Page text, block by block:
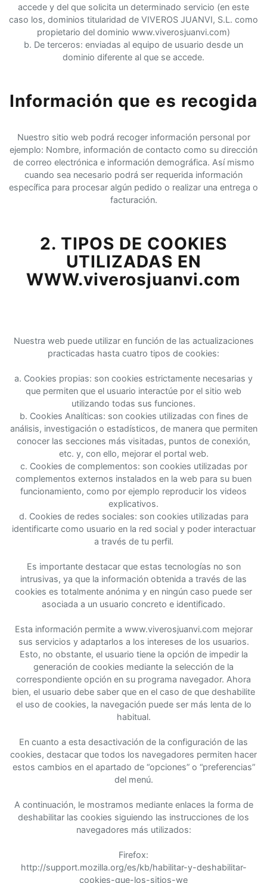
accede y del que solicita un determinado servicio (en este
caso los, dominios titularidad de VIVEROS JUANVI, S.L. como
propietario del dominio www.viverosjuanvi.com)
b. De terceros: enviadas al equipo de usuario desde un
dominio diferente al que se accede.
Información que es recogida
Nuestro sitio web podrá recoger información personal por
ejemplo: Nombre, información de contacto como su dirección
de correo electrónica e información demográfica. Así mismo
cuando sea necesario podrá ser requerida información
específica para procesar algún pedido o realizar una entrega o
facturación.
2. TIPOS DE COOKIES
UTILIZADAS EN
WWW.viverosjuanvi.com
Nuestra web puede utilizar en función de las actualizaciones
practicadas hasta cuatro tipos de cookies:
a. Cookies propias: son cookies estrictamente necesarias y
que permiten que el usuario interactúe por el sitio web
utilizando todas sus funciones.
b. Cookies Analíticas: son cookies utilizadas con fines de
análisis, investigación o estadísticos, de manera que permiten
conocer las secciones más visitadas, puntos de conexión,
etc. y, con ello, mejorar el portal web.
c. Cookies de complementos: son cookies utilizadas por
complementos externos instalados en la web para su buen
funcionamiento, como por ejemplo reproducir los videos
explicativos.
d. Cookies de redes sociales: son cookies utilizadas para
identificarte como usuario en la red social y poder interactuar
a través de tu perfil.
Es importante destacar que estas tecnologías no son
intrusivas, ya que la información obtenida a través de las
cookies es totalmente anónima y en ningún caso puede ser
asociada a un usuario concreto e identificado.
Esta información permite a www.viverosjuanvi.com mejorar
sus servicios y adaptarlos a los intereses de los usuarios.
Esto, no obstante, el usuario tiene la opción de impedir la
generación de cookies mediante la selección de la
correspondiente opción en su programa navegador. Ahora
bien, el usuario debe saber que en el caso de que deshabilite
el uso de cookies, la navegación puede ser más lenta de lo
habitual.
En cuanto a esta desactivación de la configuración de las
cookies, destacar que todos los navegadores permiten hacer
estos cambios en el apartado de “opciones” o “preferencias”
del menú.
A continuación, le mostramos mediante enlaces la forma de
deshabilitar las cookies siguiendo las instrucciones de los
navegadores más utilizados:
Firefox:
http://support.mozilla.org/es/kb/habilitar-y-deshabilitar-
cookies-que-los-sitios-we